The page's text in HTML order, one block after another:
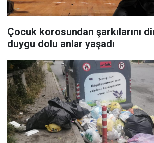
Çocuk korosundan şarkılarını
duygu dolu anlar yaşadı